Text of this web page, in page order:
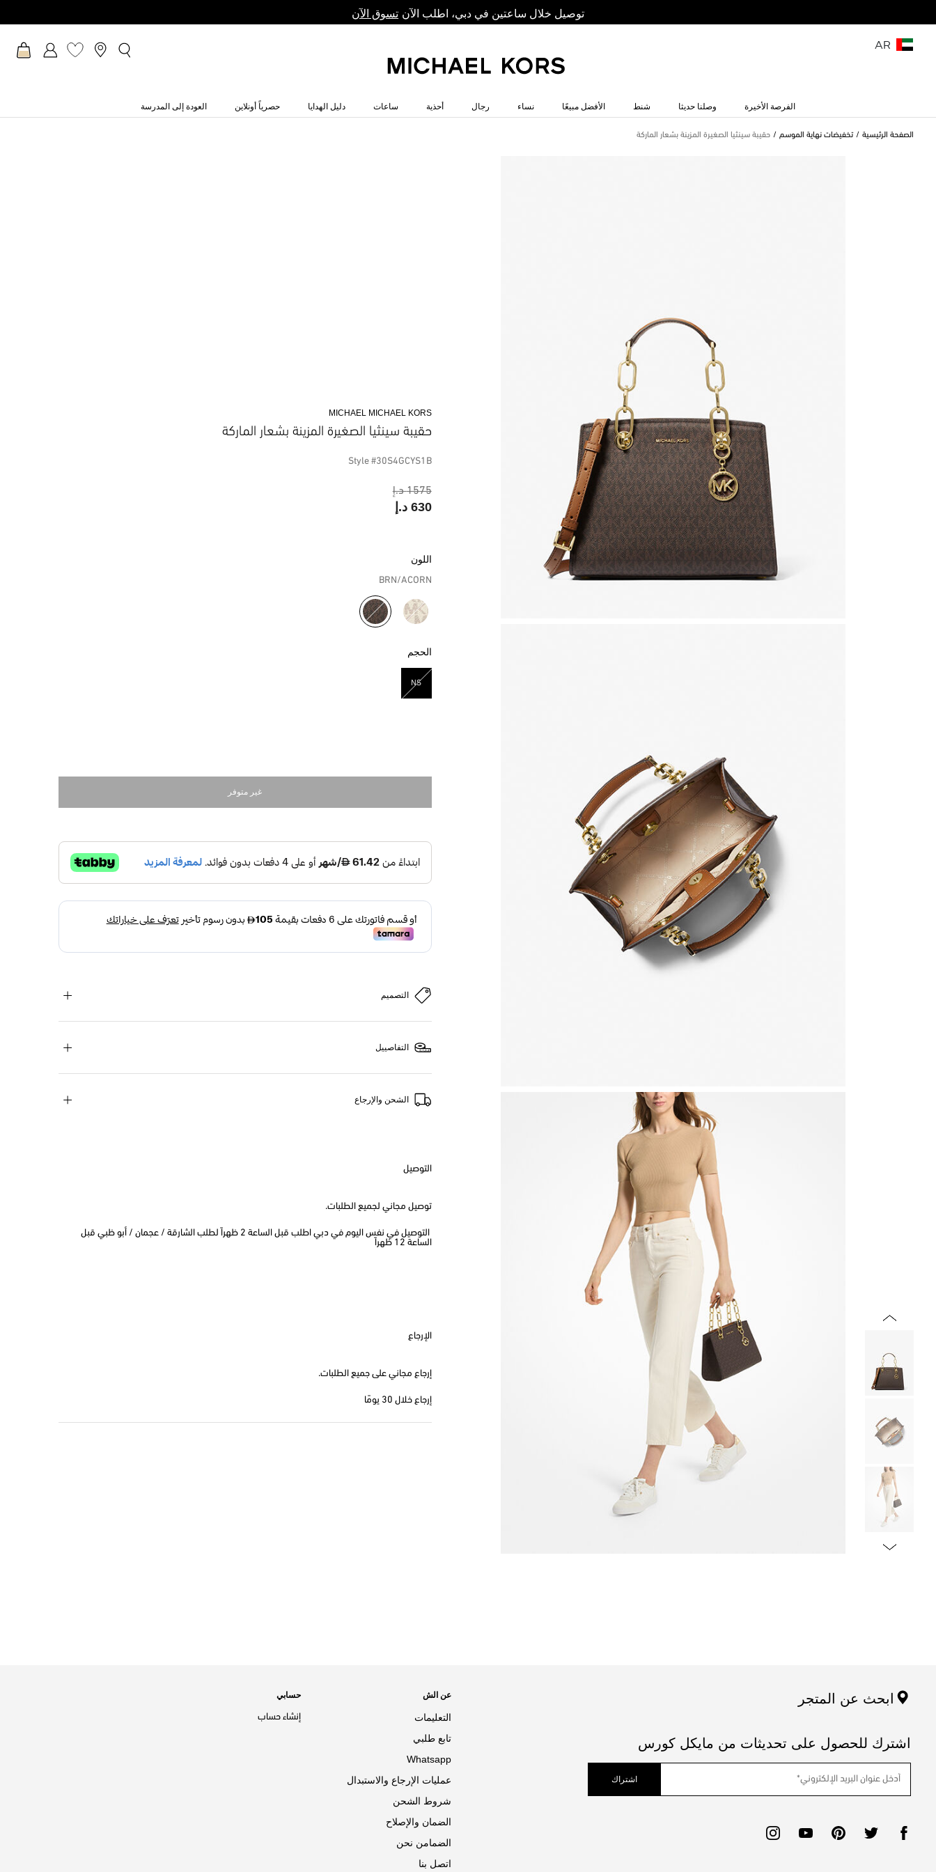
توصيل خلال ساعتين في دبي، اطلب الآن تسوق الآن
AR
الفرصة الأخيرة وصلنا حديثا شنط الأفضل مبيعًا نساء رجال أحذية ساعات دليل الهدايا حصرياً أونلاين العودة إلى المدرسة
الصفحة الرئيسية تخفيضات نهاية الموسم حقيبة سينثيا الصغيرة المزينة بشعار الماركة
MICHAEL MICHAEL KORS
حقيبة سينثيا الصغيرة المزينة بشعار الماركة
Style #30S4GCYS1B
1575 د.إ
630 د.إ
اللون
BRN/ACORN
مختار
الحجم
NS
مختار
غير متوفر
التصميم
التفاصييل
الشحن والإرجاع
التوصيل
توصيل مجاني لجميع الطلبات.
التوصيل في نفس اليوم في دبي اطلب قبل الساعة 2 ظهراً لطلب الشارقة / عجمان / أبو ظبي قبل
الساعة 12 ظهراً
الإرجاع
إرجاع مجاني على جميع الطلبات.
إرجاع خلال 30 يومًا
ابحث عن المتجر
اشترك للحصول على تحديثات من مايكل كورس
اشتراك
عن الش
التعليمات
تابع طلبي
Whatsapp
عمليات الإرجاع والاستبدال
شروط الشحن
الضمان والإصلاح
الضمامن نحن
اتصل بنا
حسابي
إنشاء حساب